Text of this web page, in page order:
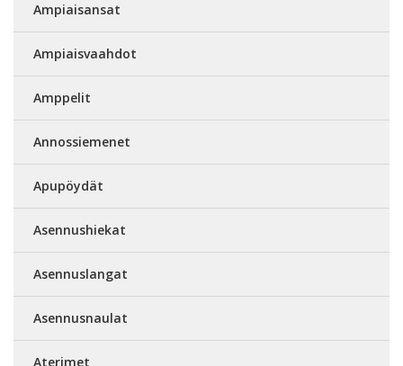
Ampiaisansat
Ampiaisvaahdot
Amppelit
Annossiemenet
Apupöydät
Asennushiekat
Asennuslangat
Asennusnaulat
Aterimet